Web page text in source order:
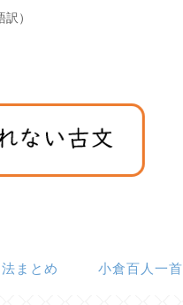
）
まとめ 小倉百人一首